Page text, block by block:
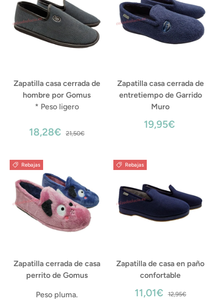
Zapatilla casa cerrada de
hombre por Gomus
* Peso ligero
18,28€ 21,50€
Zapatilla casa cerrada de
entretiempo de Garrido
Muro
19,95€
Rebajas
Zapatilla cerrada de casa
perrito de Gomus
Peso pluma.
Rebajas
Zapatilla de casa en paño
confortable
11,01€ 12,95€